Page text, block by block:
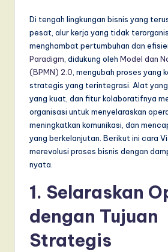
L
Di tengah lingkungan bisnis yang
pesat, alur kerja yang tidak
menghambat pertumbuhan dan
Paradigm , didukung oleh Model dan
(BPMN) 2.0 , mengubah proses yang
strategis yang terintegrasi. Alat
yang kuat, dan fitur kolaboratifnya
organisasi untuk menyelaraskan
meningkatkan komunikasi, dan
yang berkelanjutan. Berikut ini cara
merevolusi proses bisnis dengan
nyata.
1. Selaraskan
dengan Tujuan
Strategis